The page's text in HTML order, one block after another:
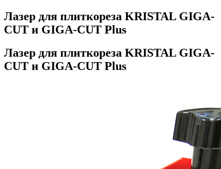
Лазер для плиткореза KRISTAL GIGA-
CUT и GIGA-CUT Plus
Лазер для плиткореза KRISTAL GIGA-
CUT и GIGA-CUT Plus